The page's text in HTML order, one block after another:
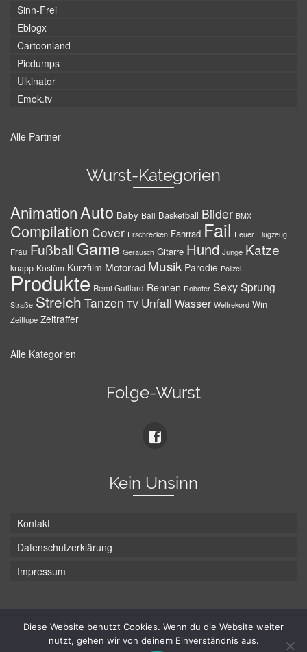
Sinn-Frei
Eblogx
Cartoonland
Picdumps
Ulkinator
Emok.tv
Alle Partner
Wurst-Kategorien
AnimationAuto Baby Ball Basketball Bilder BMX
Compilation Cover Erschrecken Fahrrad Fail Feuer Flugzeug
Frau Fußball Game Geräusch Gitarre Hund Junge Katze
knapp Kostüm Kurzfilm Motorrad Musik Parodie Polizei
Produkte Remi Gaillard Rennen Roboter SexySprung
Straße Streich Tanzen TV Unfall Wasser Weltrekord Win
Zeitlupe Zeitraffer
Alle Kategorien
Folge-Wurst
Kein Unsinn
Kontakt
Datenschutzerklärung
Impressum
© Hans-Wurst.net - Gute Laune seit 2005
Diese Website benutzt Cookies. Wenn du die Website weiter
nutzt, gehen wir von deinem Einverständnis aus.